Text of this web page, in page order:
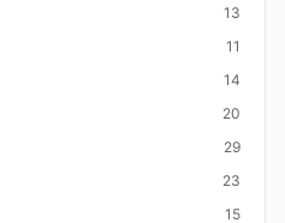
13
11
14
20
29
23
15